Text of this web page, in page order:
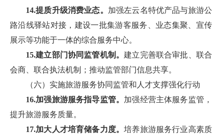
14.提质升级消费业态。 加强左云名特优产品与旅游公
路沿线驿站对接，建设一批集游客服务、业态集聚、宣传
展示等功能于一体的综合服务中心。
15.建立部门协同监管机制。建立完善联合审批、联合
会商、联合执法机制；推动监管部门信息共享。
（六）实施旅游服务协同监管和人才支撑强化行动
16.加强旅游服务指导监管。 加强经营主体服务监管，
提升旅游服务质量。
17.加大人才培育储备力度。培养旅游服务行业高素质